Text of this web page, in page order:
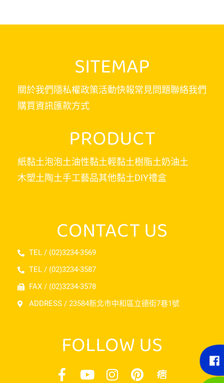
SITEMAP
關於我們隱私權政策活動快報常見問題聯絡我們
購買資訊匯款方式
PRODUCT
紙黏土泡泡土油性黏土輕黏土樹脂土奶油土
木塑土陶土手工藝品其他黏土DIY禮盒
CONTACT US
TEL / (02)3234-3569
TEL / (02)3234-3587
FAX / (02)3234-3578
ADDRESS / 23584新北市中和區立德街7巷1號
FOLLOW US